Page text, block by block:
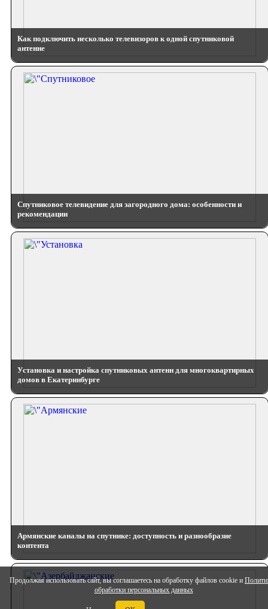
Продолжая использовать сайт, вы соглашаетесь на обработку файлов cookie и
обработки персональных данных
Как подключить несколько телевизоров к одной спутниковой
антенне
Спутниковое телевидение для загородного дома: особенности и
рекомендации
Установка и настройка спутниковых антенн для многоквартирных
домов в Екатеринбурге
Армянские каналы на спутнике: доступность и разнообразие
контента